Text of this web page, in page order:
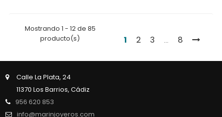
Mostrando 1 - 12 de 85
producto(s)
1 2 3 … 8
Calle La Plata, 24
11370 Los Barrios, Cádiz
956 620 853
info@marinjoyeros.com